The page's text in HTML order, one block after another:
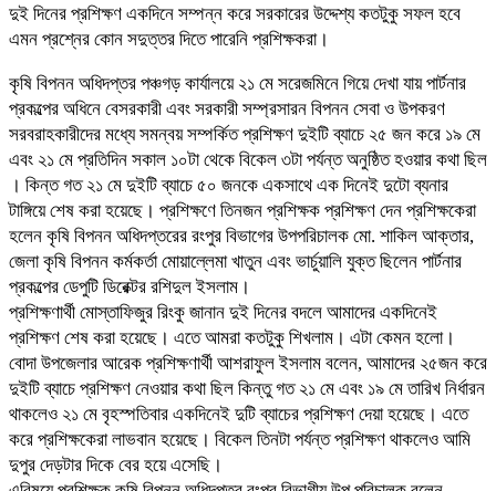
দুই দিনের প্রশিক্ষণ একদিনে সম্পন্ন করে সরকারের উদ্দেশ্য কতটুকু সফল হবে
এমন প্রশ্নের কোন সদুত্তর দিতে পারেনি প্রশিক্ষকরা।
কৃষি বিপনন অধিদপ্তর পঞ্চগড় কার্যালয়ে ২১ মে সরেজমিনে গিয়ে দেখা যায় পার্টনার
প্রকল্পের অধিনে বেসরকারী এবং সরকারী সম্প্রসারন বিপনন সেবা ও উপকরণ
সরবরাহকারীদের মধ্যে সমন্বয় সম্পর্কিত প্রশিক্ষণ দুইটি ব্যাচে ২৫ জন করে ১৯ মে
এবং ২১ মে প্রতিদিন সকাল ১০টা থেকে বিকেল ৩টা পর্যন্ত অনুষ্ঠিত হওয়ার কথা ছিল
। কিন্ত গত ২১ মে দুইটি ব্যাচে ৫০ জনকে একসাথে এক দিনেই দুটো ব্যনার
টাঙ্গিয়ে শেষ করা হয়েছে। প্রশিক্ষণে তিনজন প্রশিক্ষক প্রশিক্ষণ দেন প্রশিক্ষকেরা
হলেন কৃষি বিপনন অধিদপ্তরের রংপুর বিভাগের উপপরিচালক মো. শাকিল আক্তার,
জেলা কৃষি বিপনন কর্মকর্তা মোয়াল্লেমা খাতুন এবং ভার্চুয়ালি যুক্ত ছিলেন পার্টনার
প্রকল্পের ডেপুটি ডিরেক্টর রশিদুল ইসলাম।
প্রশিক্ষণার্থী মোস্তাফিজুর রিংকু জানান দুই দিনের বদলে আমাদের একদিনেই
প্রশিক্ষণ শেষ করা হয়েছে। এতে আমরা কতটুকু শিখলাম। এটা কেমন হলো।
বোদা উপজেলার আরেক প্রশিক্ষণার্থী আশরাফুল ইসলাম বলেন, আমাদের ২৫জন করে
দুইটি ব্যাচে প্রশিক্ষণ নেওয়ার কথা ছিল কিন্তু গত ২১ মে এবং ১৯ মে তারিখ নির্ধারন
থাকলেও ২১ মে বৃহস্পতিবার একদিনেই দুটি ব্যাচের প্রশিক্ষণ দেয়া হয়েছে। এতে
করে প্রশিক্ষকেরা লাভবান হয়েছে। বিকেল তিনটা পর্যন্ত প্রশিক্ষণ থাকলেও আমি
দুপুর দেড়টার দিকে বের হয়ে এসেছি।